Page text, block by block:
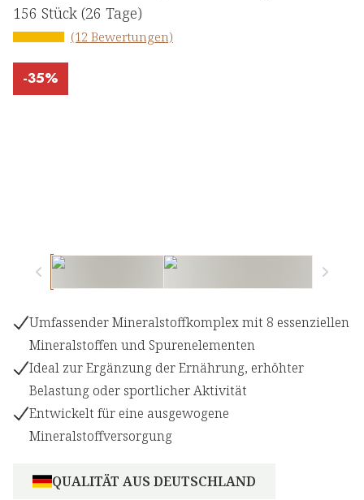
156 Stück (26 Tage)
(12 Bewertungen)
-35%
Umfassender Mineralstoffkomplex mit 8 essenziellen
Mineralstoffen und Spurenelementen
Ideal zur Ergänzung der Ernährung, erhöhter
Belastung oder sportlicher Aktivität
Entwickelt für eine ausgewogene
Mineralstoffversorgung
QUALITÄT AUS DEUTSCHLAND